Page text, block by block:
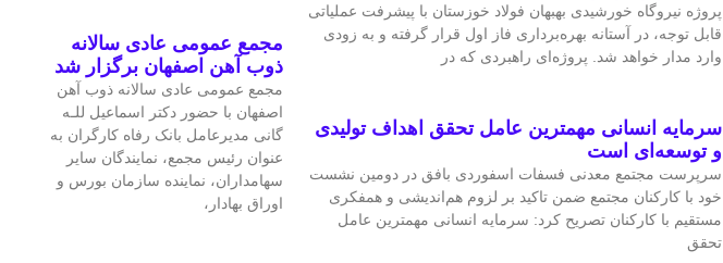
پروژه نیروگاه خورشیدی بهبهان فولاد خوزستان با پیشرفت عملیاتی
قابل‌ توجه، در آستانه بهره‌برداری فاز اول قرار گرفته و به‌ زودی
وارد مدار خواهد شد. پروژه‌ای راهبردی که در
سرمایه انسانی مهمترین عامل تحقق اهداف تولیدی
و توسعه‌ای است
سرپرست مجتمع معدنی فسفات اسفوردی بافق در دومین نشست
خود با کارکنان مجتمع ضمن تاکید بر لزوم هم‌اندیشی و همفکری
مستقیم با کارکنان تصریح کرد: سرمایه انسانی مهمترین عامل
تحقق
مجمع عمومی عادی سالانه
ذوب آهن اصفهان برگزار شد
مجمع عمومی عادی سالانه ذوب آهن
اصفهان با حضور دکتر اسماعیل للـه
گانی مدیرعامل بانک رفاه کارگران به
عنوان رئیس مجمع، نمایندگان سایر
سهامداران، نماینده سازمان بورس و
اوراق بهادار،